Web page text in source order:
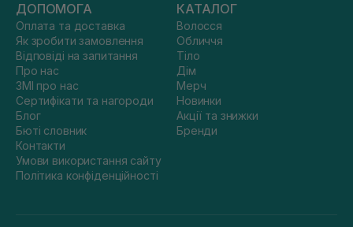
ДОПОМОГА
Оплата та доставка
Як зробити замовлення
Відповіді на запитання
Про нас
ЗМІ про нас
Сертифікати та нагороди
Блог
Бюті словник
Контакти
Умови використання сайту
Політика конфіденційності
КАТАЛОГ
Волосся
Обличчя
Тіло
Дім
Мерч
Новинки
Акції та знижки
Бренди